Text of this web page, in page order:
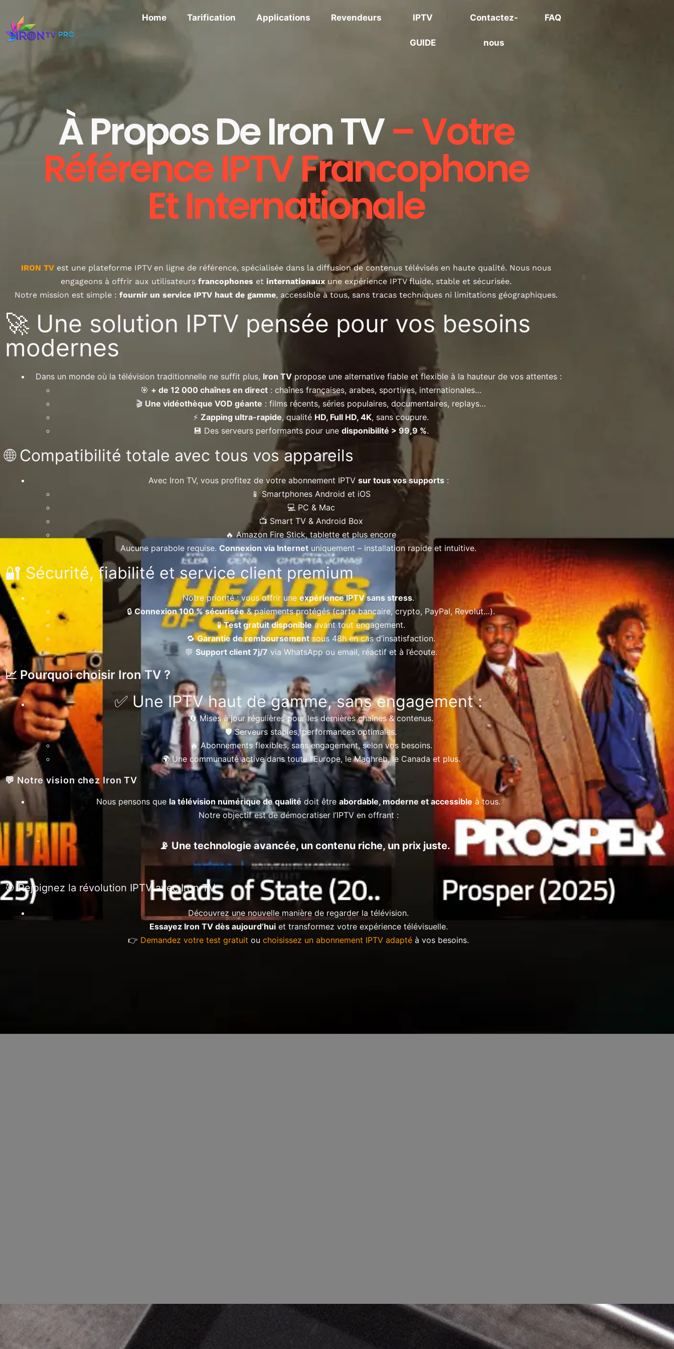
Home Tarification Applications Revendeurs IPTV
GUIDE
Contactez-
nous
FAQ
À Propos De Iron TV– Votre
Référence IPTV Francophone
Et Internationale
IRON TVest une plateforme IPTV en ligne de référence, spécialisée dans la diffusion de contenus télévisés en haute qualité. Nous nous
engageons à offrir aux utilisateurs francophones et internationauxune expérience IPTV fluide, stable et sécurisée.
Notre mission est simple : fournir un service IPTV haut de gamme, accessible à tous, sans tracas techniques ni limitations géographiques.
🚀 Une solution IPTV pensée pour vos besoins
modernes
Dans un monde où la télévision traditionnelle ne suffit plus, Iron TVpropose une alternative fiable et flexible à la hauteur de vos attentes :
🎯 + de 12 000 chaînes en direct : chaînes françaises, arabes, sportives, internationales…
🎬 Une vidéothèque VOD géante : films récents, séries populaires, documentaires, replays…
⚡ Zapping ultra-rapide, qualité HD, Full HD, 4K, sans coupure.
💾 Des serveurs performants pour une disponibilité > 99,9 %.
🌐 Compatibilité totale avec tous vos appareils
Avec Iron TV, vous profitez de votre abonnement IPTV sur tous vos supports:
📱 Smartphones Android et iOS
💻 PC & Mac
📺 Smart TV & Android Box
🔥 Amazon Fire Stick, tablette et plus encore
Aucune parabole requise. Connexion via Internet uniquement – installation rapide et intuitive.
🔐 Sécurité, fiabilité et service client premium
Notre priorité : vous offrir une expérience IPTV sans stress.
🔒Connexion 100 % sécurisée& paiements protégés (carte bancaire, crypto, PayPal, Revolut…).
🧪Test gratuit disponibleavant tout engagement.
🔁Garantie de remboursementsous 48h en cas d’insatisfaction.
💬 Support client 7j/7 via WhatsApp ou email, réactif et à l’écoute.
📈 Pourquoi choisir Iron TV ?
✅ Une IPTV haut de gamme, sans engagement :
🔄 Mises à jour régulières pour les dernières chaînes & contenus.
🛡️ Serveurs stables, performances optimales.
🔥 Abonnements flexibles, sans engagement, selon vos besoins.
🌍 Une communauté active dans toute l’Europe, le Maghreb, le Canada et plus.
💬 Notre vision chez Iron TV
Nous pensons que la télévision numérique de qualité doit être abordable, moderne et accessible à tous.
Notre objectif est de démocratiser l’IPTV en offrant :
📡 Une technologie avancée, un contenu riche, un prix juste.
🎯 Rejoignez la révolution IPTV avec Iron TV
Découvrez une nouvelle manière de regarder la télévision.
Essayez Iron TV dès aujourd’huiet transformez votre expérience télévisuelle.
👉 Demandez votre test gratuit ou choisissez un abonnement IPTV adapté à vos besoins.